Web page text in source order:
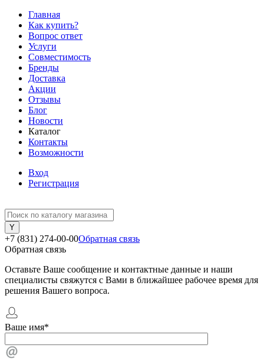
Главная
Как купить?
Вопрос ответ
Услуги
Совместимость
Бренды
Доставка
Акции
Отзывы
Блог
Новости
Каталог
Контакты
Возможности
Вход
Регистрация
+7 (831) 274-00-00Обратная связь
Обратная связь
Оставьте Ваше сообщение и контактные данные и наши
специалисты свяжутся с Вами в ближайшее рабочее время для
решения Вашего вопроса.
Ваше имя*